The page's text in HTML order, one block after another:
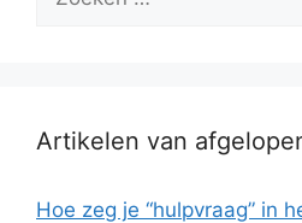
naar:
Artikelen van
Hoe zeg je “hulpvraag” in